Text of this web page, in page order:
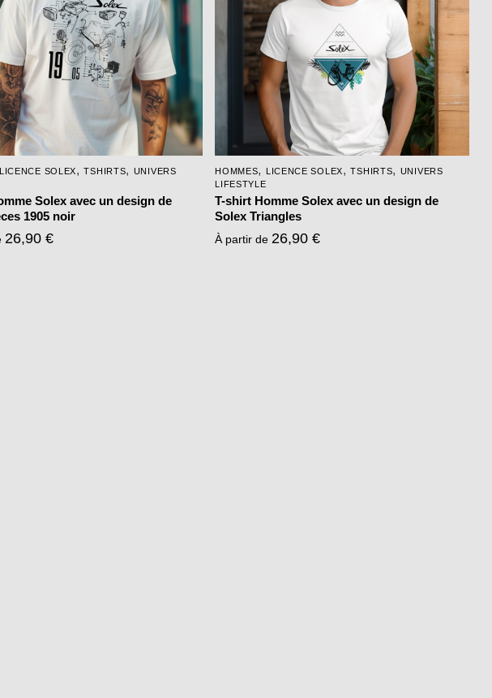
options
peuvent
choisies
page
du
produit
LICENCE SOLEX,TSHIRTS, UNIVERS
Solex avec un design de
1905 noir
26,90€
HOMMES, LICENCE SOLEX,TSHIRTS, UNIVERS
LIFESTYLE
T-shirt Homme Solex avec un design de
Solex Triangles
À partir de 26,90€